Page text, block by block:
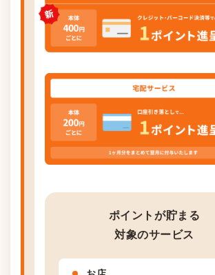
ポイントが貯まる
対象のサービス